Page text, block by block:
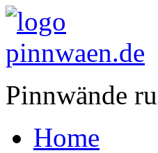
Pinnwände
Home